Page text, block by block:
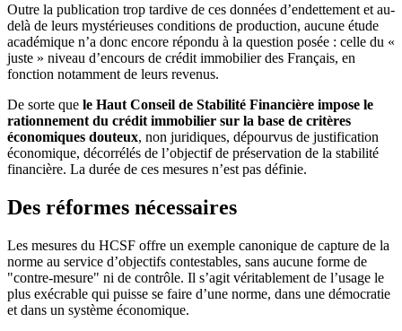
Outre la publication trop tardive de ces données d’endettement et au-
delà de leurs mystérieuses conditions de production, aucune étude
académique n’a donc encore répondu à la question posée : celle du «
juste » niveau d’encours de crédit immobilier des Français, en
fonction notamment de leurs revenus.
De sorte que le Haut Conseil de Stabilité Financière impose le
rationnement du crédit immobilier sur la base de critères
économiques douteux, non juridiques, dépourvus de justification
économique, décorrélés de l’objectif de préservation de la stabilité
financière. La durée de ces mesures n’est pas définie.
Des réformes nécessaires
Les mesures du HCSF offre un exemple canonique de capture de la
norme au service d’objectifs contestables, sans aucune forme de
"contre-mesure" ni de contrôle. Il s’agit véritablement de l’usage le
plus exécrable qui puisse se faire d’une norme, dans une démocratie
et dans un système économique.